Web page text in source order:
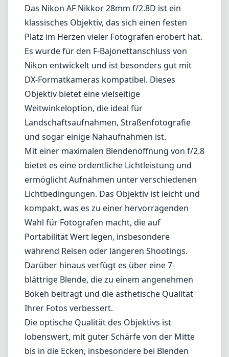
und sogar einige Nahaufnahmen ist.
Mit einer maximalen Blendenöffnung von f/2.8
bietet es eine ordentliche Lichtleistung und
ermöglicht Aufnahmen unter verschiedenen
Lichtbedingungen. Das Objektiv ist leicht und
kompakt, was es zu einer hervorragenden
Wahl für Fotografen macht, die auf
Portabilität Wert legen, insbesondere
während Reisen oder längeren Shootings.
Darüber hinaus verfügt es über eine 7-
blättrige Blende, die zu einem angenehmen
Bokeh beiträgt und die ästhetische Qualität
Ihrer Fotos verbessert.
Die optische Qualität des Objektivs ist
lobenswert, mit guter Schärfe von der Mitte
bis in die Ecken, insbesondere bei Blenden
von f/4 oder f/5.6. Es zeigt auch eine minimale
Verzerrung, was ein bemerkenswerter Vorteil
für Architektur- oder Landschaftsaufnahmen
ist, bei denen gerade Linien entscheidend
sind. Die Verarbeitung ist solide, und die
Funktionalität des Autofokus ist in der Regel
zuverlässig, sowohl für schnelle
Schnappschüsse als auch für geplante
Kompositionen.